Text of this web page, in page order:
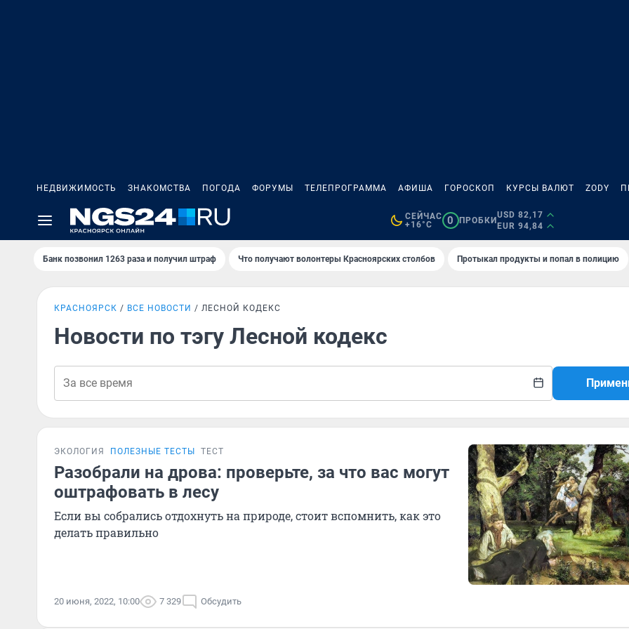
НЕДВИЖИМОСТЬ ЗНАКОМСТВА ПОГОДА ФОРУМЫ ТЕЛЕПРОГРАММА АФИША ГОРОСКОП КУРСЫ ВАЛЮТ ZODY
СЕЙЧАС
+16°C
0 ПРОБКИ
USD 82,17
EUR 94,84
Банк позвонил 1263 раза и получил штраф Что получают волонтеры Красноярских столбов Протыкал продукты и попал в полицию
КРАСНОЯРСК ВСЕ НОВОСТИ ЛЕСНОЙ КОДЕКС
Новости по тэгу Лесной кодекс
ЭКОЛОГИЯ ПОЛЕЗНЫЕ ТЕСТЫ ТЕСТ
Разобрали на дрова: проверьте, за что вас могут
оштрафовать в лесу
Если вы собрались отдохнуть на природе, стоит вспомнить, как это
делать правильно
20 июня, 2022, 10:00 7 329 Обсудить